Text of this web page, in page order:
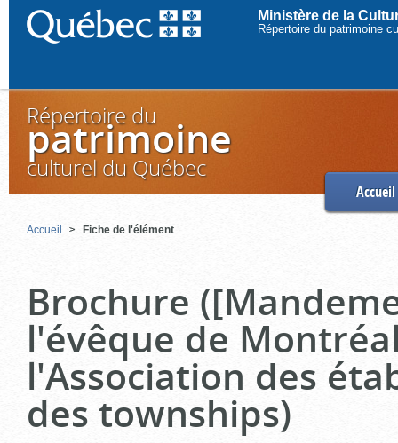
Ministère de la
Répertoire du patrimoine
Répertoire du
patrimoine
culturel du Québec
Accueil
Accueil Fiche de l'élément
Brochure
l'évêque de
l'Association des
des townships)